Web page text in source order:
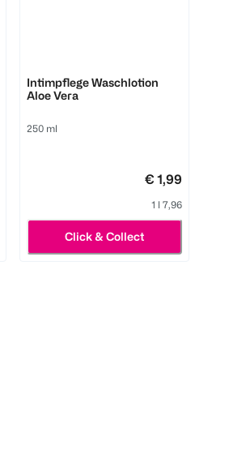
Intimpflege Waschlotion
Aloe Vera
250 ml
€ 1,99
1 l 7,96
Click & Collect